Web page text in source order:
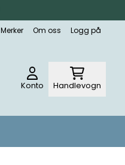
Merker Om oss Logg på
Konto Handlevogn